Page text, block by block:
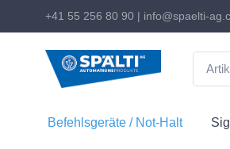
+41 55 256 80 90 | info@spaelti-
Befehlsgeräte / Not-Halt